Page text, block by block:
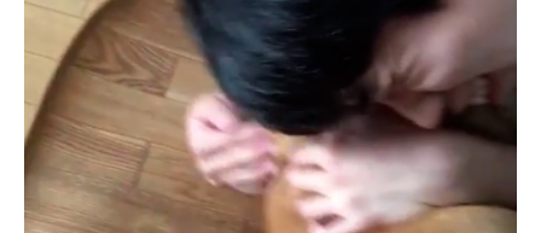
PECOアプリをダウンロード済みの方